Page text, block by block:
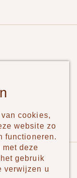
cookies,
website zo
functioneren.
met deze
gebruik
verwijzen u